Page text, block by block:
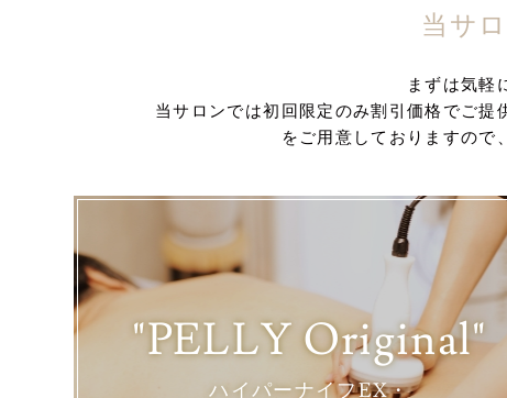
当サ
まずは気軽
当サロンでは初回限定のみ割引価格でご提
をご用意しておりますので
"PELLY Original"
ハイパーナイフEX・